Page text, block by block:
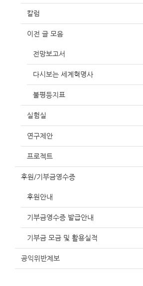
칼럼
이전 글 모음
전망보고서
다시보는 세계혁명사
불평등지표
실험실
연구제안
프로젝트
후원/기부금영수증
후원안내
기부금영수증 발급안내
기부금 모금 및 활용실적
공익위반제보